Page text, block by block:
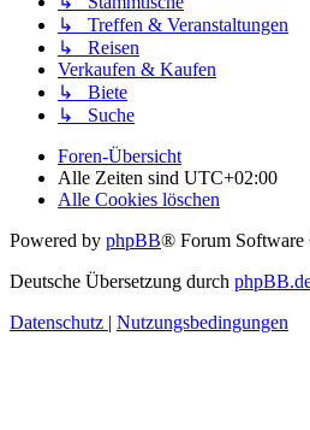
↳ Treffen & Veranstaltungen
↳ Reisen
Verkaufen & Kaufen
↳ Biete
↳ Suche
Foren-Übersicht
Alle Zeiten sind UTC+02:00
Alle Cookies löschen
Powered by phpBB® Forum
Deutsche Übersetzung durch
Datenschutz | Nutzungsbedingungen